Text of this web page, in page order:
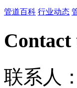
管道百科 行业动态
Contact
联系人